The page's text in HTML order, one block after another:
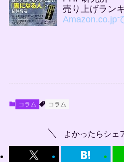
売り上げラン
Amazon.co.jp
コラム コラム
よかったらシェ